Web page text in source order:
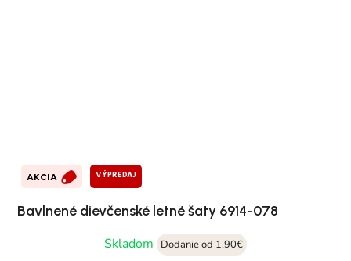
AKCIA VÝPREDAJ
Bavlnené dievčenské letné šaty 6914-078
Skladom
Dodanie od 1,90€